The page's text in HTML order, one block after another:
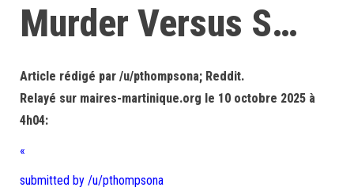
Murder Versus S…
Article rédigé par /u/pthompsona; Reddit.
Relayé sur maires-martinique.org le 10 octobre 2025 à
4h04:
«
submitted by /u/pthompsona